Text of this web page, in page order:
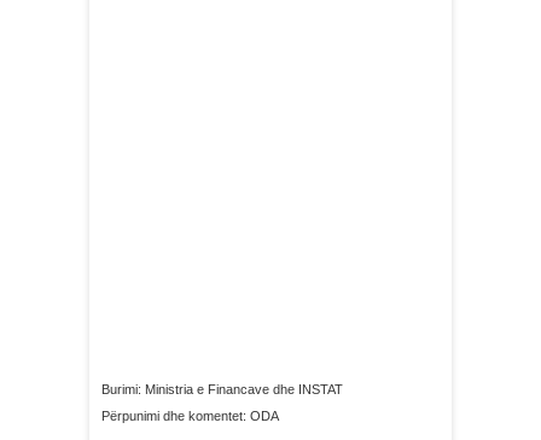
Burimi: Ministria e Financave dhe INSTAT
Përpunimi dhe komentet: ODA